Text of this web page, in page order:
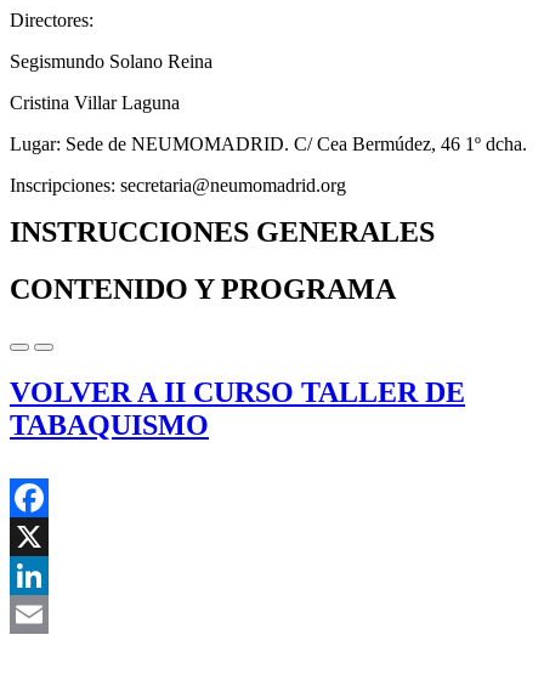
Directores:
Segismundo Solano Reina
Cristina Villar Laguna
Lugar: Sede de NEUMOMADRID. C/ Cea Bermúdez, 46 1º dcha.
Inscripciones: secretaria@neumomadrid.org
INSTRUCCIONES GENERALES
CONTENIDO Y PROGRAMA
VOLVER A II CURSO TALLER DE
TABAQUISMO
Facebook
X
LinkedIn